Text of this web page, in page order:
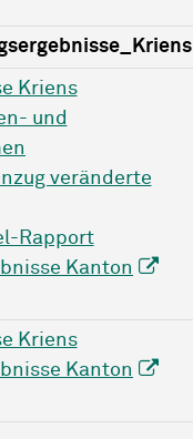
Kriens
und
veränderte
Rapport
Kanton
Kriens
Kanton